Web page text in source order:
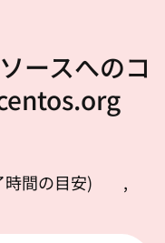
ースへのコ
時間の目安)
,